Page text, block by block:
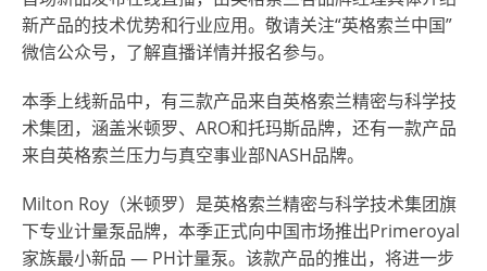
新产品的技术优势和行业应用。敬请关注“英格索兰中国”
微信公众号，了解直播详情并报名参与。
本季上线新品中，有三款产品来自英格索兰精密与科学技
术集团，涵盖米顿罗、ARO和托玛斯品牌，还有一款产品
来自英格索兰压力与真空事业部NASH品牌。
Milton Roy（米顿罗）是英格索兰精密与科学技术集团旗
下专业计量泵品牌，本季正式向中国市场推出Primeroyal
家族最小新品 — PH计量泵。该款产品的推出，将进一步